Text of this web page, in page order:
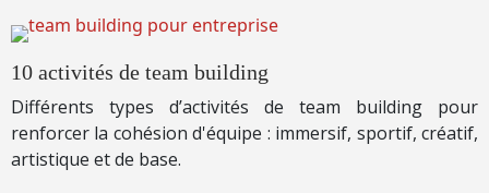
10 activités de team building
Différents types d’activités de team building pour
renforcer la cohésion d'équipe : immersif, sportif, créatif,
artistique et de base.